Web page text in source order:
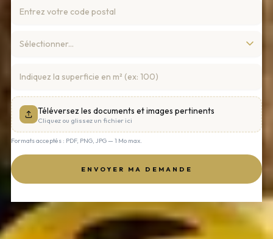
Téléversez les documents et images pertinents
Cliquez ou glissez un fichier ici
Formats acceptés : PDF, PNG, JPG — 1 Mo max.
ENVOYER MA DEMANDE